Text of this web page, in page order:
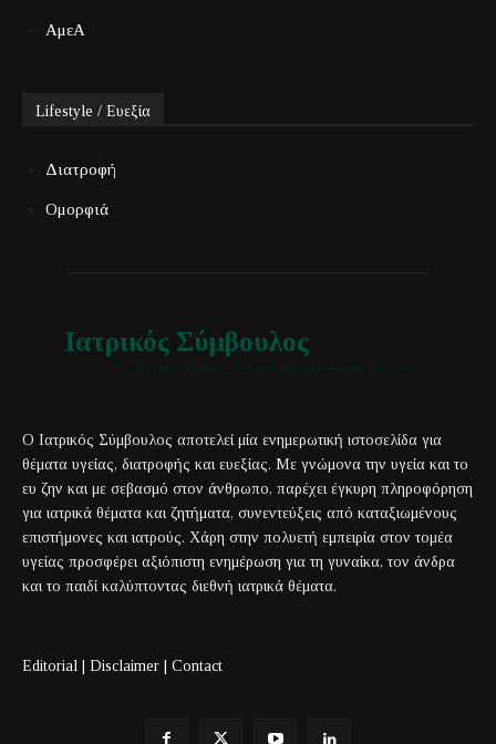
ΑμεΑ
Lifestyle / Ευεξία
Διατροφή
Ομορφιά
Ιατρικός Σύμβουλος
Ο Ιατρικός Σύμβουλος αποτελεί μία ενημερωτική ιστοσελίδα για
θέματα υγείας, διατροφής και ευεξίας. Με γνώμονα την υγεία και το
ευ ζην και με σεβασμό στον άνθρωπο, παρέχει έγκυρη πληροφόρηση
για ιατρικά θέματα και ζητήματα, συνεντεύξεις από καταξιωμένους
επιστήμονες και ιατρούς. Χάρη στην πολυετή εμπειρία στον τομέα
υγείας προσφέρει αξιόπιστη ενημέρωση για τη γυναίκα, τον άνδρα
και το παιδί καλύπτοντας διεθνή ιατρικά θέματα.
Editorial | Disclaimer | Contact